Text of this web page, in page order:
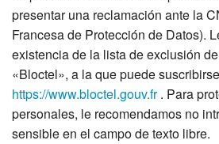
presentar una reclamación ante la
Francesa de Protección de Datos).
existencia de la lista de exclusión
«Bloctel», a la que puede
https://www.bloctel.gouv.fr. Para
personales, le recomendamos no
sensible en el campo de texto libre.